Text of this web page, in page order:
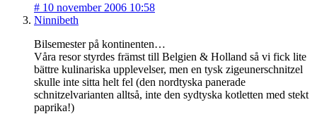
# 10 november 2006 10:58
Ninnibeth
Bilsemester på kontinenten…
Våra resor styrdes främst till Belgien & Holland så vi fick lite
bättre kulinariska upplevelser, men en tysk zigeunerschnitzel
skulle inte sitta helt fel (den nordtyska panerade
schnitzelvarianten alltså, inte den sydtyska kotletten med stekt
paprika!)